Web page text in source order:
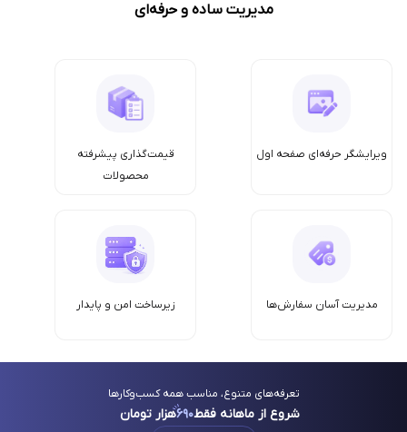
مدیریت ساده و حرفه‌ای
ویرایشگر حرفه‌ای صفحه اول
قیمت‌گذاری پیشرفته
محصولات
مدیریت آسان سفارش‌ها زیرساخت امن‌ و پایدار
تعرفه‌های متنوع، مناسب همه کسب‌وکارها
شروع از ماهانه فقط۶۹۰هزار تومان